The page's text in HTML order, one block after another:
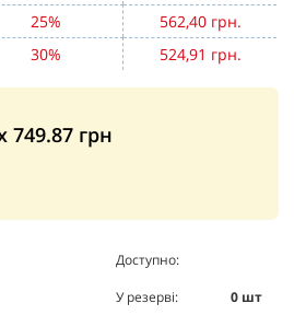
25%
562,40 грн.
30% 524,91 грн.
749.87 грн
Доступно:
У резерві:
0шт